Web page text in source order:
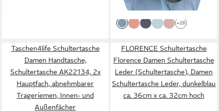
Beutel
lieferbar - in 2-3 Werktagen bei dir
+28
Taschen4life Schultertasche
Damen Handtasche,
Schultertasche AK22134, 2x
Hauptfach, abnehmbarer
Trageriemen, Innen- und
Außenfächer
FLORENCE Schultertasche
Florence Damen Schultertasche
Leder (Schultertasche), Damen
Schultertasche Leder, dunkelblau
ca. 36cm x ca. 32cm hoch